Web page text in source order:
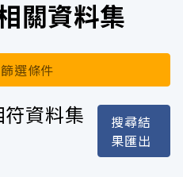
關資料集
選條件
資料集
搜尋結
果匯出